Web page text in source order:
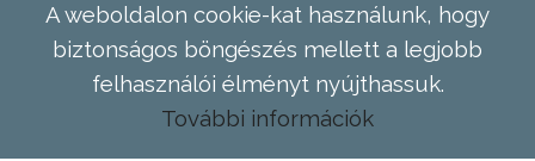
A weboldalon cookie-kat használunk, hogy
biztonságos böngészés mellett a legjobb
felhasználói élményt nyújthassuk.
További információk